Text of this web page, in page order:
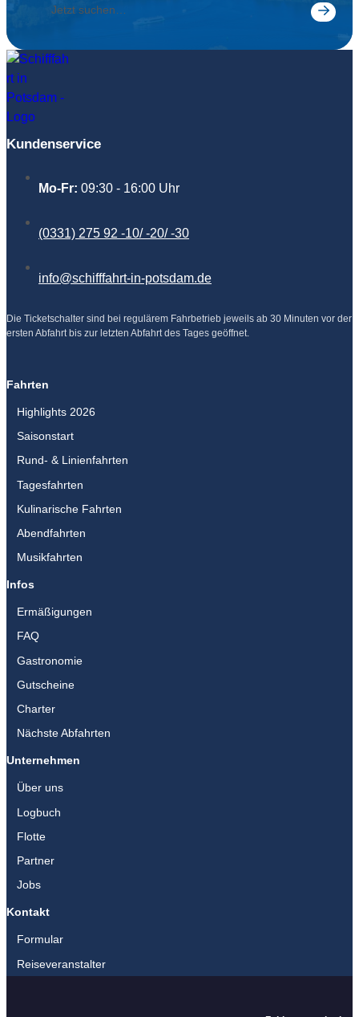
Jetzt
Kundenservice
Mo-Fr: 09:30 - 16:00 Uhr
(0331) 275 92 -10/ -20/ -30
info@schifffahrt-in-potsdam.de
Die Ticketschalter sind bei regulärem Fahrbetrieb jeweils ab 30 Minuten vor der
ersten Abfahrt bis zur letzten Abfahrt des Tages geöffnet.
a
e
b
o
k
n
t
a
a
T
u
e
Fahrten
Highlights 2026
Saisonstart
Rund- & Linienfahrten
Tagesfahrten
Kulinarische Fahrten
Abendfahrten
Musikfahrten
Infos
Ermäßigungen
FAQ
Gastronomie
Gutscheine
Charter
Nächste Abfahrten
Unternehmen
Über uns
Logbuch
Flotte
Partner
Jobs
Kontakt
Formular
Reiseveranstalter